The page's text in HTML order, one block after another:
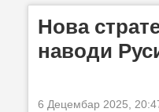
Срђа Трифковић
Нова
наводи
6 Децембар 2025,